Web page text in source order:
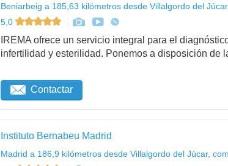
Beniarbeig a 185,63 kilómetros desde Villalgordo del
5,0
IREMA ofrece un servicio integral para el
infertilidad y esterilidad. Ponemos a disposición de
Contactar
Instituto Bernabeu Madrid
Madrid a 186,9 kilómetros desde Villalgordo del Júcar,